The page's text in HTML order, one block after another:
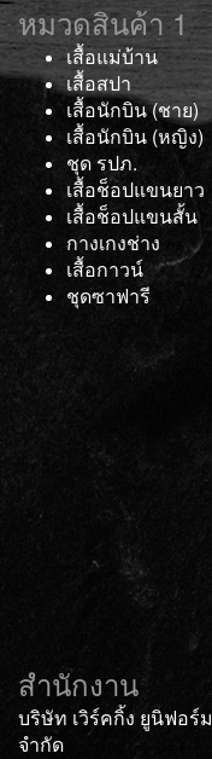
หมวดสินค้า 1
เสื้อแม่บ้าน
เสื้อสปา
เสื้อนักบิน (ชาย)
เสื้อนักบิน (หญิง)
ชุด รปภ.
เสื้อช็อปแขนยาว
เสื้อช็อปแขนสั้น
กางเกงช่าง
เสื้อกาวน์
ชุดซาฟารี
สำนักงาน
บริษัท เวิร์คกิ้ง ยูนิฟอร์ม
จำกัด